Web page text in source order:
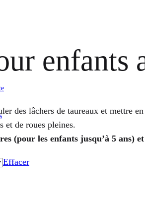
enfants
des lâchers de taureaux et mettre
et de roues pleines.
(pour les enfants jusqu’à 5 ans)
Effacer